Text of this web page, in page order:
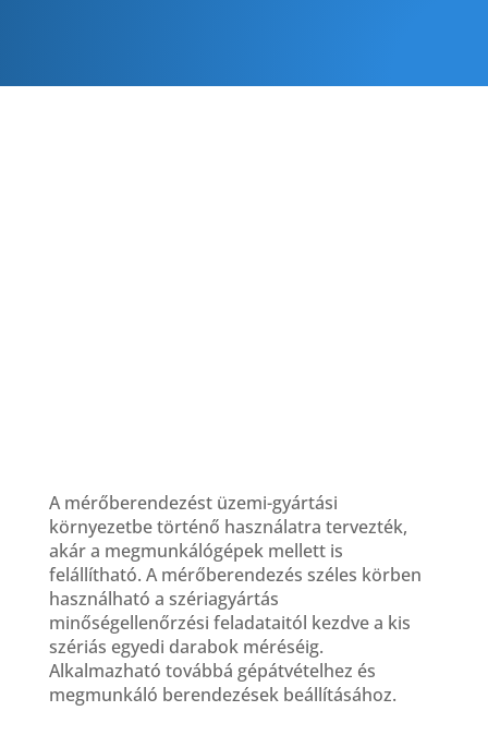
A mérőberendezést üzemi-gyártási
környezetbe történő használatra tervezték,
akár a megmunkálógépek mellett is
felállítható. A mérőberendezés széles körben
használható a szériagyártás
minőségellenőrzési feladataitól kezdve a kis
szériás egyedi darabok méréséig.
Alkalmazható továbbá gépátvételhez és
megmunkáló berendezések beállításához.